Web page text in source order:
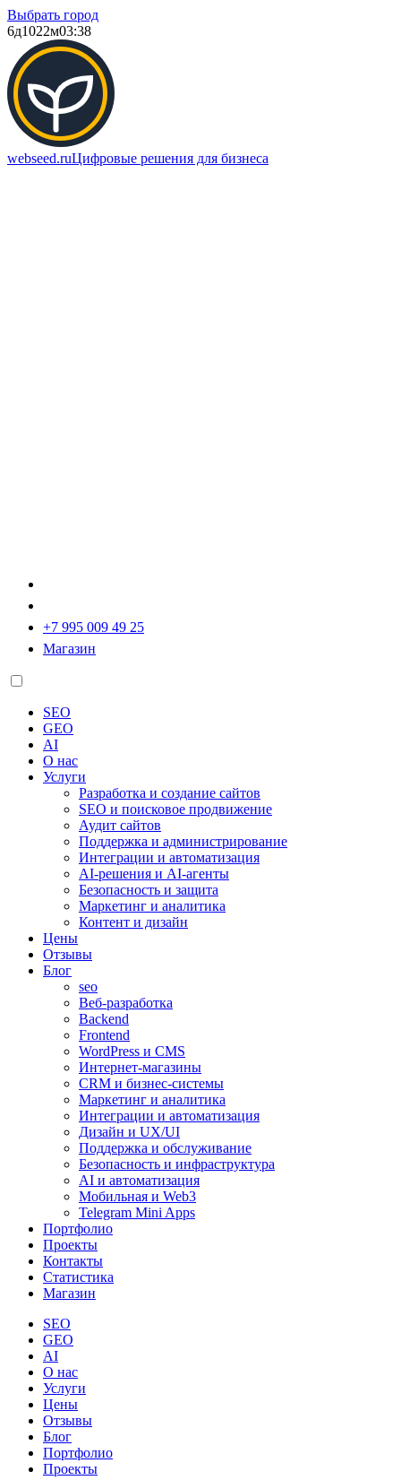
Выбрать город
6д1022м03:38
webseed.ruЦифровые решения для бизнеса
+7 995 009 49 25
Магазин
SEO
GEO
AI
О нас
Услуги
Разработка и создание сайтов
SEO и поисковое продвижение
Аудит сайтов
Поддержка и администрирование
Интеграции и автоматизация
AI-решения и AI-агенты
Безопасность и защита
Маркетинг и аналитика
Контент и дизайн
Цены
Отзывы
Блог
seo
Веб-разработка
Backend
Frontend
WordPress и CMS
Интернет-магазины
CRM и бизнес-системы
Маркетинг и аналитика
Интеграции и автоматизация
Дизайн и UX/UI
Поддержка и обслуживание
Безопасность и инфраструктура
AI и автоматизация
Мобильная и Web3
Telegram Mini Apps
Портфолио
Проекты
Контакты
Статистика
Магазин
SEO
GEO
AI
О нас
Услуги
Цены
Отзывы
Блог
Портфолио
Проекты